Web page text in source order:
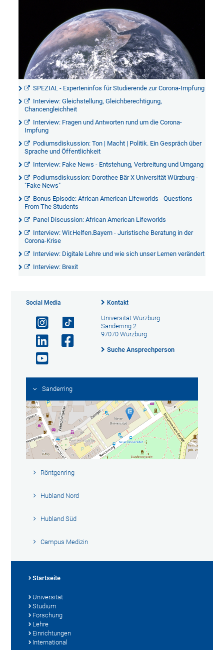
SPEZIAL - Experteninfos für Studierende zur Corona-Impfung
Interview: Gleichstellung, Gleichberechtigung,
Chancengleichheit
Interview: Fragen und Antworten rund um die Corona-
Impfung
Podiumsdiskussion: Ton | Macht | Politik. Ein Gespräch über
Sprache und Öffentlichkeit
Interview: Fake News - Entstehung, Verbreitung und Umgang
Podiumsdiskussion: Dorothee Bär X Universität Würzburg -
"Fake News"
Bonus Episode: African American Lifeworlds - Questions
From The Students
Panel Discussion: African American Lifeworlds
Interview: Wir.Helfen.Bayern - Juristische Beratung in der
Corona-Krise
Interview: Digitale Lehre und wie sich unser Lernen verändert
Interview: Brexit
Social Media Kontakt
Universität Würzburg
Sanderring 2
97070 Würzburg
Suche Ansprechperson
Sanderring
Röntgenring
Hubland Nord
Hubland Süd
Campus Medizin
Startseite
Universität
Studium
Forschung
Lehre
Einrichtungen
International